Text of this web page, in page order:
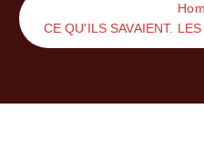
CE QU'ILS SAVAIENT.